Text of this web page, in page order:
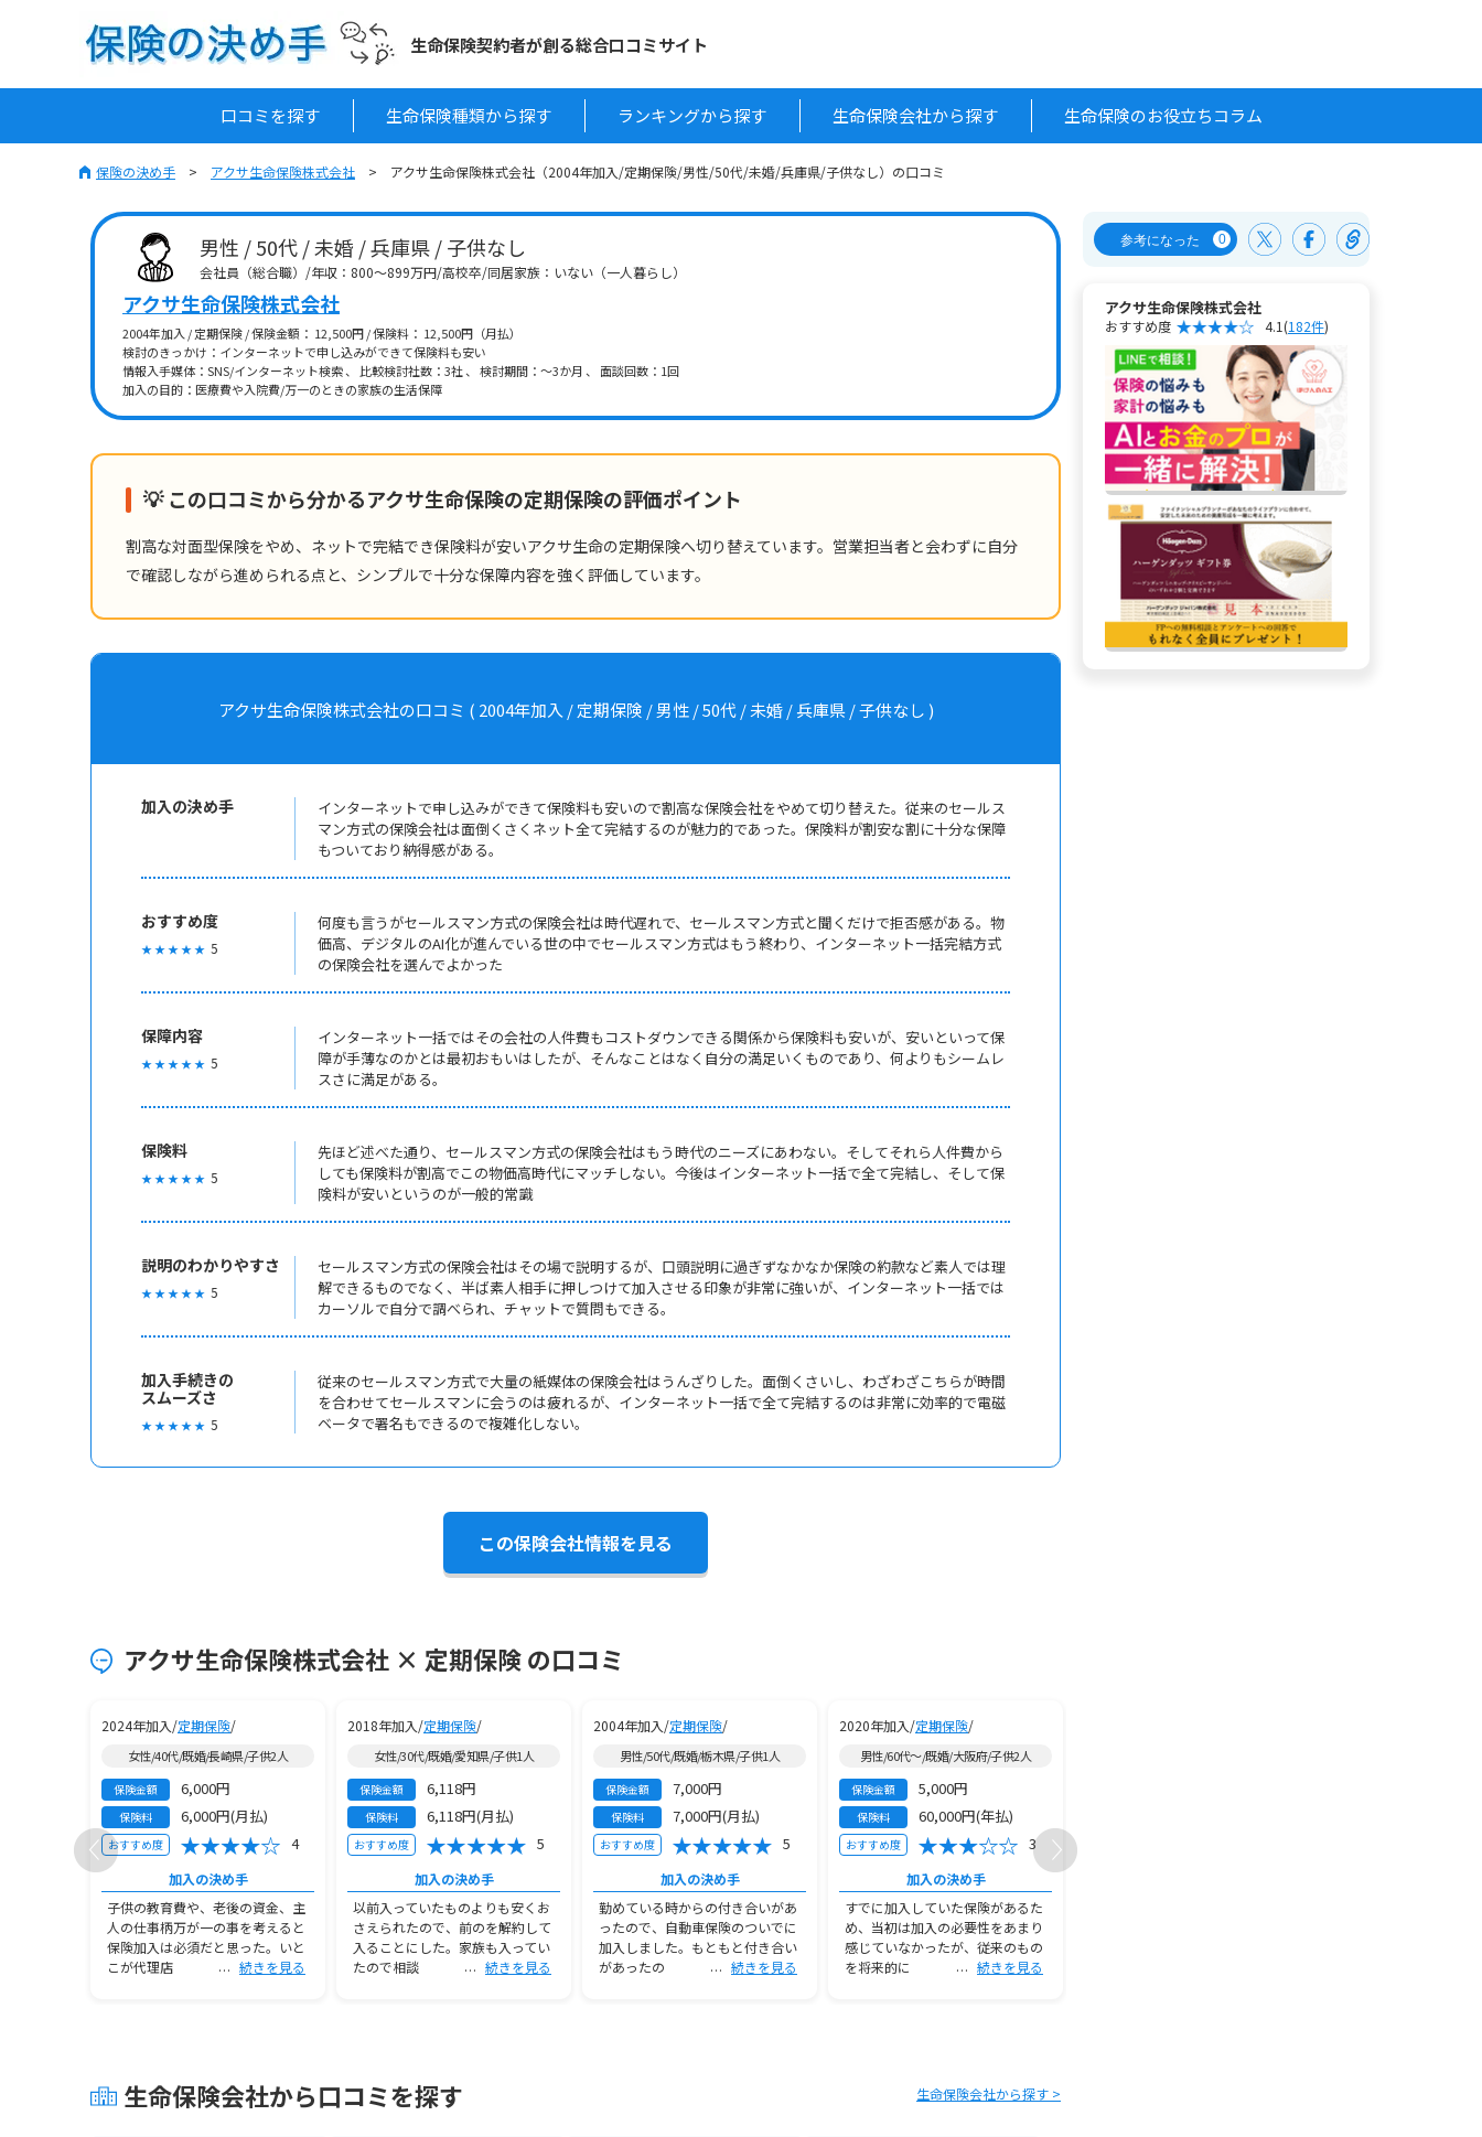
生命保険契約者が創る総合口コミサイト
口コミを探す 生命保険種類から探す ランキングから探す 生命保険会社から探す 生命保険のお役立ちコラム
保険の決め手 アクサ生命保険株式会社 アクサ生命保険株式会社（2004年加入/定期保険/男性/50代/未婚/兵庫県/子供なし）の口コミ
男性 / 50代 / 未婚 / 兵庫県 / 子供なし
会社員（総合職）/年収：800～899万円/高校卒/同居家族：いない（一人暮らし）
アクサ生命保険株式会社
2004年加入 / 定期保険 / 保険金額： 12,500円 / 保険料： 12,500円（月払）
検討のきっかけ：インターネットで申し込みができて保険料も安い
情報入手媒体：SNS/インターネット検索 、 比較検討社数：3社 、 検討期間：～3か月 、 面談回数：1回
加入の目的：医療費や入院費/万一のときの家族の生活保障
💡 この口コミから分かるアクサ生命保険の定期保険の評価ポイント
割高な対面型保険をやめ、ネットで完結でき保険料が安いアクサ生命の定期保険へ切り替えています。営業担当者と会わずに自分
で確認しながら進められる点と、シンプルで十分な保障内容を強く評価しています。
アクサ生命保険株式会社の口コミ ( 2004年加入 / 定期保険 / 男性 / 50代 / 未婚 / 兵庫県 / 子供なし )
加入の決め手
インターネットで申し込みができて保険料も安いので割高な保険会社をやめて切り替えた。従来のセールス
マン方式の保険会社は面倒くさくネット全て完結するのが魅力的であった。保険料が割安な割に十分な保障
もついており納得感がある。
おすすめ度
★ ★ ★ ★ ★ 5
何度も言うがセールスマン方式の保険会社は時代遅れで、セールスマン方式と聞くだけで拒否感がある。物
価高、デジタルのAI化が進んでいる世の中でセールスマン方式はもう終わり、インターネット一括完結方式
の保険会社を選んでよかった
保障内容
★ ★ ★ ★ ★ 5
インターネット一括ではその会社の人件費もコストダウンできる関係から保険料も安いが、安いといって保
障が手薄なのかとは最初おもいはしたが、そんなことはなく自分の満足いくものであり、何よりもシームレ
スさに満足がある。
保険料
★ ★ ★ ★ ★ 5
先ほど述べた通り、セールスマン方式の保険会社はもう時代のニーズにあわない。そしてそれら人件費から
しても保険料が割高でこの物価高時代にマッチしない。今後はインターネット一括で全て完結し、そして保
険料が安いというのが一般的常識
説明のわかりやすさ
★ ★ ★ ★ ★ 5
セールスマン方式の保険会社はその場で説明するが、口頭説明に過ぎずなかなか保険の約款など素人では理
解できるものでなく、半ば素人相手に押しつけて加入させる印象が非常に強いが、インターネット一括では
カーソルで自分で調べられ、チャットで質問もできる。
加入手続きの
スムーズさ
★ ★ ★ ★ ★ 5
従来のセールスマン方式で大量の紙媒体の保険会社はうんざりした。面倒くさいし、わざわざこちらが時間
を合わせてセールスマンに会うのは疲れるが、インターネット一括で全て完結するのは非常に効率的で電磁
ベータで署名もできるので複雑化しない。
この保険会社情報を見る
アクサ生命保険株式会社 × 定期保険 の口コミ
2024年加入/定期保険/
女性/40代/既婚/長崎県/子供2人
保険金額 6,000円
保険料 6,000円(月払)
おすすめ度 4
加入の決め手
子供の教育費や、老後の資金、主
人の仕事柄万が一の事を考えると
保険加入は必須だと思った。いと
こが代理店
続きを見る
2018年加入/定期保険/
女性/30代/既婚/愛知県/子供1人
保険金額 6,118円
保険料 6,118円(月払)
おすすめ度 5
加入の決め手
以前入っていたものよりも安くお
さえられたので、前のを解約して
入ることにした。家族も入ってい
たので相談
続きを見る
2004年加入/定期保険/
男性/50代/既婚/栃木県/子供1人
保険金額 7,000円
保険料 7,000円(月払)
おすすめ度 5
加入の決め手
勤めている時からの付き合いがあ
ったので、自動車保険のついでに
加入しました。もともと付き合い
があったの
続きを見る
2020年加入/定期保険/
男性/60代～/既婚/大阪府/子供2人
保険金額 5,000円
保険料 60,000円(年払)
おすすめ度 3
加入の決め手
すでに加入していた保険があるた
め、当初は加入の必要性をあまり
感じていなかったが、従来のもの
を将来的に
続きを見る
生命保険会社から口コミを探す 生命保険会社から探す >
参考になった 0
アクサ生命保険株式会社
おすすめ度 4.1 (182件)